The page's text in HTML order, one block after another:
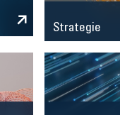
Strategie